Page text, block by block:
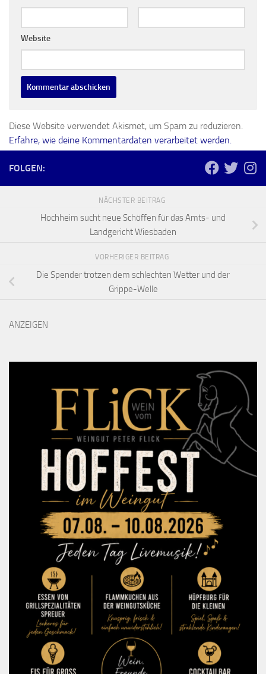
Website
Diese Website verwendet Akismet, um Spam zu reduzieren.
Erfahre, wie deine Kommentardaten verarbeitet werden.
FOLGEN:
NÄCHSTER BEITRAG
Hochheim sucht neue Schöffen für das Amts- und
Landgericht Wiesbaden
VORHERIGER BEITRAG
Die Spender trotzen dem schlechten Wetter und der
Grippe-Welle
ANZEIGEN